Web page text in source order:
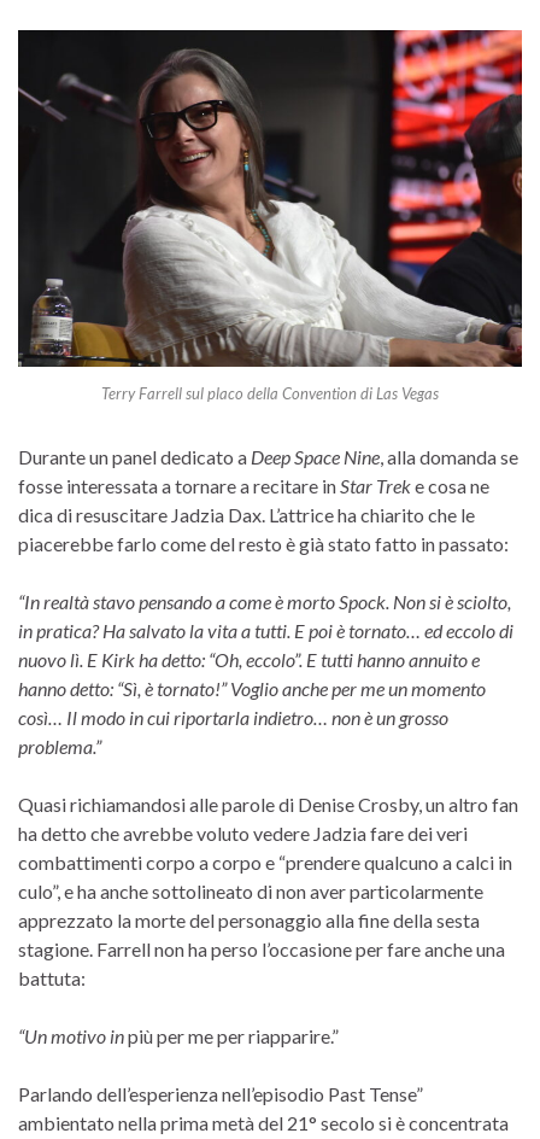
Terry Farrell sul placo della Convention di Las Vegas
Durante un panel dedicato a Deep Space Nine, alla domanda se
fosse interessata a tornare a recitare inStar Treke cosa ne
dica di resuscitare Jadzia Dax. L’attrice ha chiarito che le
piacerebbe farlo come del resto è già stato fatto in passato:
“In realtà stavo pensando a come è morto Spock. Non si è sciolto,
in pratica? Ha salvato la vita a tutti. E poi è tornato… ed eccolo di
nuovo lì. E Kirk ha detto: “Oh, eccolo”. E tutti hanno annuito e
hanno detto: “Sì, è tornato!” Voglio anche per me un momento
così… Il modo in cui riportarla indietro… non è un grosso
problema.”
Quasi richiamandosi alle parole di Denise Crosby, un altro fan
ha detto che avrebbe voluto vedere Jadzia fare dei veri
combattimenti corpo a corpo e “prendere qualcuno a calci in
culo”, e ha anche sottolineato di non aver particolarmente
apprezzato la morte del personaggio alla fine della sesta
stagione. Farrell non ha perso l’occasione per fare anche una
battuta:
“Un motivo inpiù per me per riapparire.”
Parlando dell’esperienza nell’episodio Past Tense”
ambientato nella prima metà del 21° secolo si è concentrata